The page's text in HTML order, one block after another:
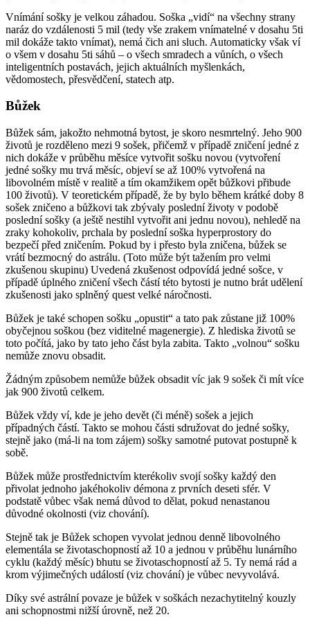
Vnímání sošky je velkou záhadou. Soška „vidí“ na všechny strany
naráz do vzdálenosti 5 mil (tedy vše zrakem vnímatelné v dosahu 5ti
mil dokáže takto vnímat), nemá čich ani sluch. Automaticky však ví
o všem v dosahu 5ti sáhů – o všech smradech a vůních, o všech
inteligentních postavách, jejich aktuálních myšlenkách,
vědomostech, přesvědčení, statech atp.
Bůžek
Bůžek sám, jakožto nehmotná bytost, je skoro nesmrtelný. Jeho 900
životů je rozděleno mezi 9 sošek, přičemž v případě zničení jedné z
nich dokáže v průběhu měsíce vytvořit sošku novou (vytvoření
jedné sošky mu trvá měsíc, objeví se až 100% vytvořená na
libovolném místě v realitě a tím okamžikem opět bůžkovi přibude
100 životů). V teoretickém případě, že by bylo během krátké doby 8
sošek zničeno a bůžkovi tak zbývaly poslední životy v podobě
poslední sošky (a ještě nestihl vytvořit ani jednu novou), nehledě na
zraky kohokoliv, prchala by poslední soška hyperprostory do
bezpečí před zničením. Pokud by i přesto byla zničena, bůžek se
vrátí bezmocný do astrálu. (Toto může být tažením pro velmi
zkušenou skupinu) Uvedená zkušenost odpovídá jedné sošce, v
případě úplného zničení všech částí této bytosti je nutno brát udělení
zkušenosti jako splněný quest velké náročnosti.
Bůžek je také schopen sošku „opustit“ a tato pak zůstane již 100%
obyčejnou soškou (bez viditelné magenergie). Z hlediska životů se
toto počítá, jako by tato jeho část byla zabita. Takto „volnou“ sošku
nemůže znovu obsadit.
Žádným způsobem nemůže bůžek obsadit víc jak 9 sošek či mít více
jak 900 životů celkem.
Bůžek vždy ví, kde je jeho devět (či méně) sošek a jejich
případných částí. Takto se mohou části sdružovat do jedné sošky,
stejně jako (má-li na tom zájem) sošky samotné putovat postupně k
sobě.
Bůžek může prostřednictvím kterékoliv svojí sošky každý den
přivolat jednoho jakéhokoliv démona z prvních deseti sfér. V
podstatě vůbec však nemá důvod to dělat, pokud nenastanou
důvodné okolnosti (viz chování).
Stejně tak je Bůžek schopen vyvolat jednou denně libovolného
elementála se životaschopností až 10 a jednou v průběhu lunárního
cyklu (každý měsíc) bhutu se životaschopností až 5. Ty nemá rád a
krom výjimečných událostí (viz chování) je vůbec nevyvolává.
Díky své astrální povaze je bůžek v soškách nezachytitelný kouzly
ani schopnostmi nižší úrovně, než 20.